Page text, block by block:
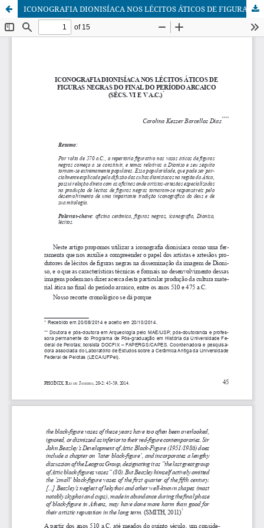
ICONOGRAFIA DIONISÍACA NOS LÉCITOS ÁTICOS DE FIGURAS NEGRAS DO FINAL DO PERÍODO ARCAICO (SÉCS. VI E V A.C.)